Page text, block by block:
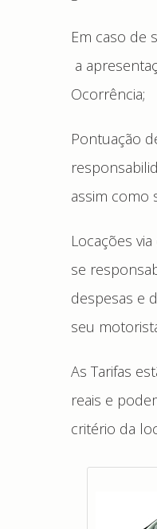
Em caso de
a
Ocorrência;
Pontuação
assim como
Locações
se
despesas e
seu
As Tarifas
reais e
critério da